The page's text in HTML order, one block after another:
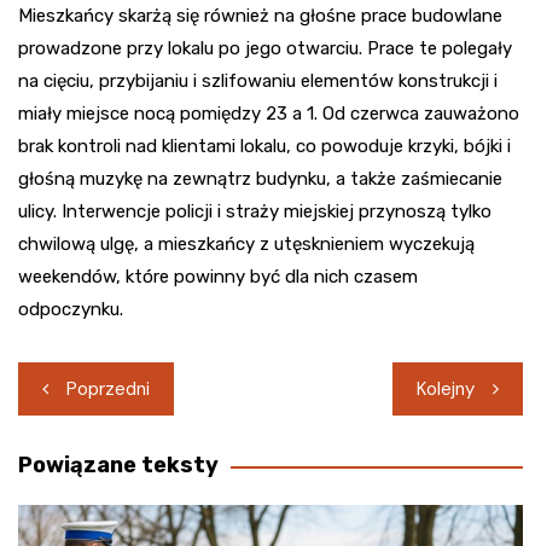
Mieszkańcy skarżą się również na głośne prace budowlane
prowadzone przy lokalu po jego otwarciu. Prace te polegały
na cięciu, przybijaniu i szlifowaniu elementów konstrukcji i
miały miejsce nocą pomiędzy 23 a 1. Od czerwca zauważono
brak kontroli nad klientami lokalu, co powoduje krzyki, bójki i
głośną muzykę na zewnątrz budynku, a także zaśmiecanie
ulicy. Interwencje policji i straży miejskiej przynoszą tylko
chwilową ulgę, a mieszkańcy z utęsknieniem wyczekują
weekendów, które powinny być dla nich czasem
odpoczynku.
Nawigacja
wpisu
Poprzedni Kolejny
Powiązane teksty